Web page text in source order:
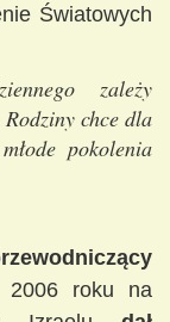
Światowych
zależy
chce dla
pokolenia
roku na